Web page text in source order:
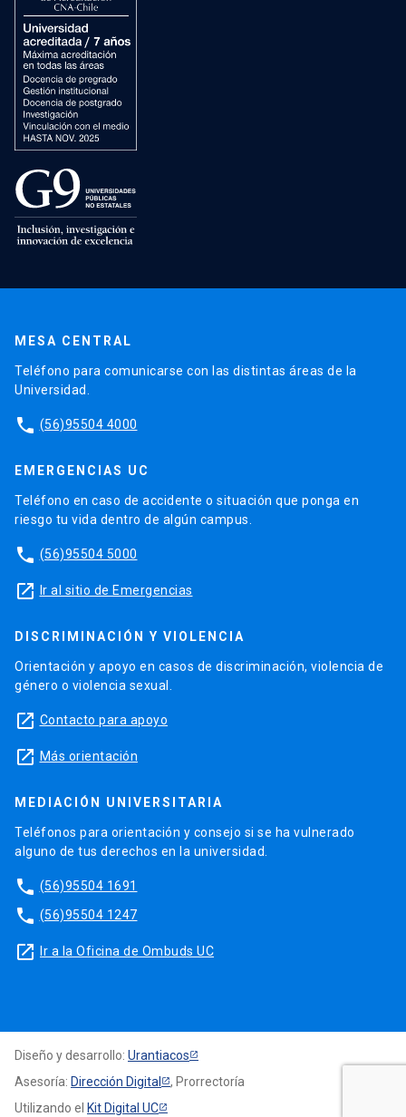
MESA CENTRAL
Teléfono para comunicarse con las distintas áreas de la
Universidad.
phone (56)95504 4000
EMERGENCIAS UC
Teléfono en caso de accidente o situación que ponga en
riesgo tu vida dentro de algún campus.
phone (56)95504 5000
launch Ir al sitio de Emergencias
DISCRIMINACIÓN Y VIOLENCIA
Orientación y apoyo en casos de discriminación, violencia de
género o violencia sexual.
launch Contacto para apoyo
launch Más orientación
MEDIACIÓN UNIVERSITARIA
Teléfonos para orientación y consejo si se ha vulnerado
alguno de tus derechos en la universidad.
phone (56)95504 1691
phone (56)95504 1247
launch Ir a la Oficina de Ombuds UC
Diseño y desarrollo: Urantiacos
Asesoría: Dirección Digital
, Prorrectoría
Utilizando el Kit Digital UC